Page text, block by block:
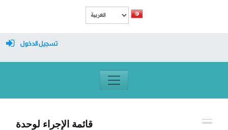
تسجيل الدخول
معرف تسجيل الدخول
قائمة الإجراء لوحدة